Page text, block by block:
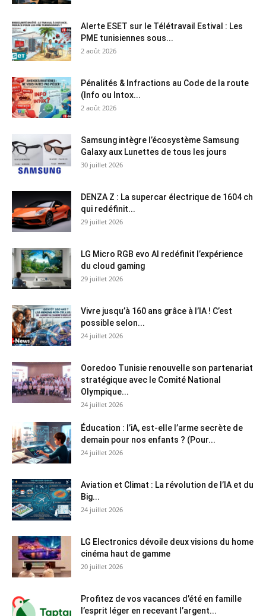
Alerte ESET sur le Télétravail Estival : Les
PME tunisiennes sous...
2 août 2026
Pénalités & Infractions au Code de la route
(Info ou Intox...
2 août 2026
Samsung intègre l’écosystème Samsung
Galaxy aux Lunettes de tous les jours
30 juillet 2026
DENZA Z : La supercar électrique de 1604 ch
qui redéfinit...
29 juillet 2026
LG Micro RGB evo AI redéfinit l’expérience
du cloud gaming
29 juillet 2026
Vivre jusqu’à 160 ans grâce à l’IA ! C’est
possible selon...
24 juillet 2026
Ooredoo Tunisie renouvelle son partenariat
stratégique avec le Comité National
Olympique...
24 juillet 2026
Éducation : l’iA, est-elle l’arme secrète de
demain pour nos enfants ? (Pour...
24 juillet 2026
Aviation et Climat : La révolution de l’IA et du
Big...
24 juillet 2026
LG Electronics dévoile deux visions du home
cinéma haut de gamme
20 juillet 2026
Profitez de vos vacances d’été en famille
l’esprit léger en recevant l’argent...